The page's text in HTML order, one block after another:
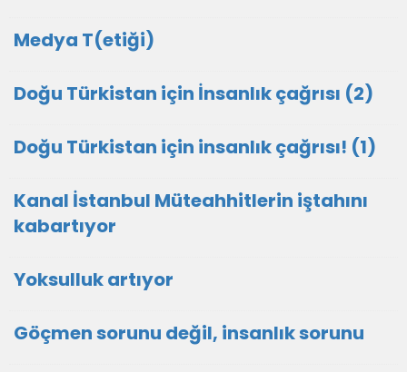
Medya T(etiği)
Doğu Türkistan için İnsanlık çağrısı (2)
Doğu Türkistan için insanlık çağrısı! (1)
Kanal İstanbul Müteahhitlerin iştahını
kabartıyor
Yoksulluk artıyor
Göçmen sorunu değil, insanlık sorunu